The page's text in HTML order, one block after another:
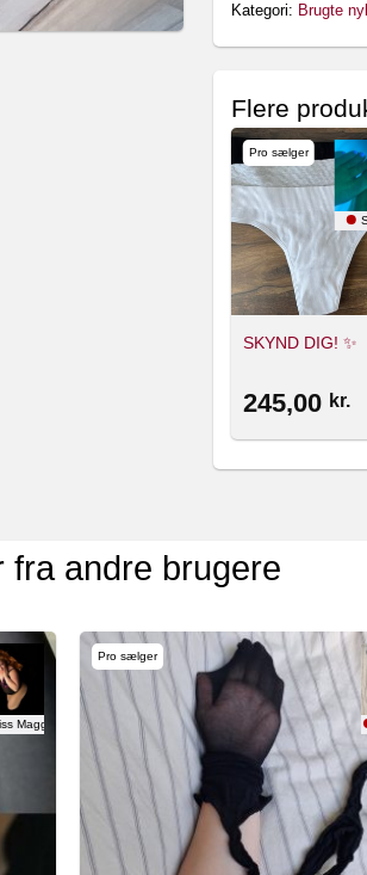
Kategori: Brugte
Flere
Pro sælger
SKYND DIG! ✨
245,00 kr.
fra andre brugere
Maggie
Pro sælger